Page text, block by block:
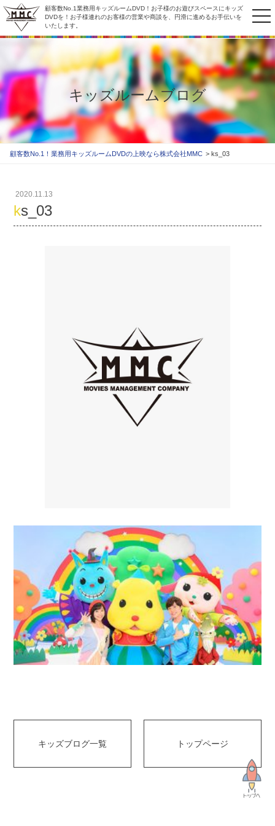
顧客数No.1業務用キッズルームDVD！お子様のお遊びスペースにキッズ
DVDを！お子様連れのお客様の営業や商談を、円滑に進めるお手伝いを
いたします。
キッズルームブログ
顧客数No.1！業務用キッズルームDVDの上映なら株式会社MMC ks_03
2020.11.13
ks_03
キッズブログ一覧 トップページ